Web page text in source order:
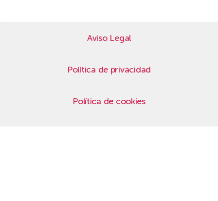
Aviso Legal
Política de privacidad
Política de cookies